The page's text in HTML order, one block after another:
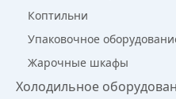
Коптильни
Упаковочное
Жарочные шкафы
Холодильное